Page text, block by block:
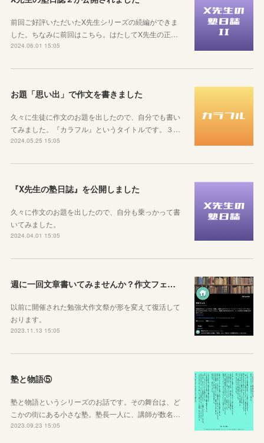
前回ご好評いただいたX先生シリーズの続編ができま
した。ちなみに前回はこちら。はたしてX先生の正…
2024.06.01 15:05
お題「思い出」で作文を書きました
久々に生徒に作文のお題を出したので、自分でも書い
てみました。『カラフル』というタイトルです。３…
2024.05.25 15:05
『X先生の塾日誌』を公開しました
久々に作文のお題を出したので、自分も乗っかって書
いてみました。
2024.04.01 15:05
週に一回文章書いてみませんか？作文フェス開催しています
以前に開催された勉強犬作文祭が形を変えて復活して
おります。
2023.11.13 15:05
塾と物語⑤
塾と物語というシリーズのお話です。その舞台は、ど
こかの街にある小さな塾。塾長一人に、講師が数名…
2023.09.23 15:05